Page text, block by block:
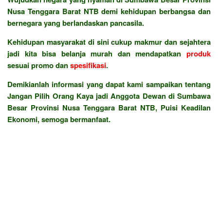
Nusa Tenggara Barat NTB demi kehidupan berbangsa dan
bernegara yang berlandaskan pancasila.
Kehidupan masyarakat di sini cukup makmur dan sejahtera
jadi kita bisa belanja murah dan mendapatkan produk
sesuai promo danspesifikasi.
Demikianlah informasi yang dapat kami sampaikan tentang
Jangan Pilih Orang Kaya jadi Anggota Dewan di Sumbawa
Besar Provinsi Nusa Tenggara Barat NTB, Puisi Keadilan
Ekonomi, semoga bermanfaat.